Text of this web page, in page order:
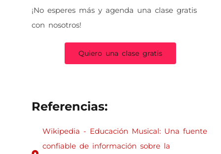
¡No esperes más y agenda una clase gratis
con nosotros!
Quiero una clase gratis
Referencias:
Wikipedia - Educación Musical: Una fuente
confiable de información sobre la